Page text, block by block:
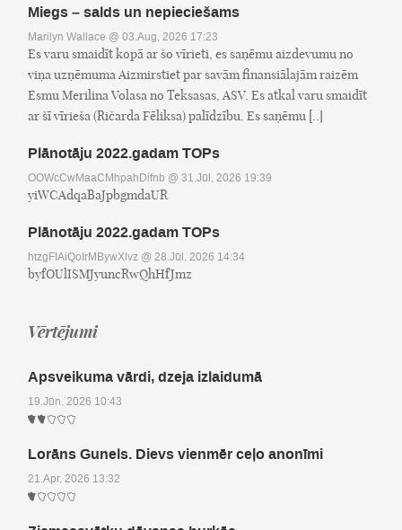
Miegs – salds un nepieciešams
Marilyn Wallace @ 03.Aug, 2026 17:23
Es varu smaidīt kopā ar šo vīrieti, es saņēmu aizdevumu no
viņa uzņēmuma Aizmirstiet par savām finansiālajām raizēm
Esmu Merilina Volasa no Teksasas, ASV. Es atkal varu smaidīt
ar šī vīrieša (Ričarda Fēliksa) palīdzību. Es saņēmu [..]
Plānotāju 2022.gadam TOPs
OOWcCwMaaCMhpahDifnb @ 31.Jūl, 2026 19:39
yiWCAdqaBaJpbgmdaUR
Plānotāju 2022.gadam TOPs
htzgFIAiQoIrMBywXlvz @ 28.Jūl, 2026 14:34
byfOUlISMJyuncRwQhHfJmz
Vērtējumi
Apsveikuma vārdi, dzeja izlaidumā
19.Jūn, 2026 10:43
Lorāns Gunels. Dievs vienmēr ceļo anonīmi
21.Apr, 2026 13:32